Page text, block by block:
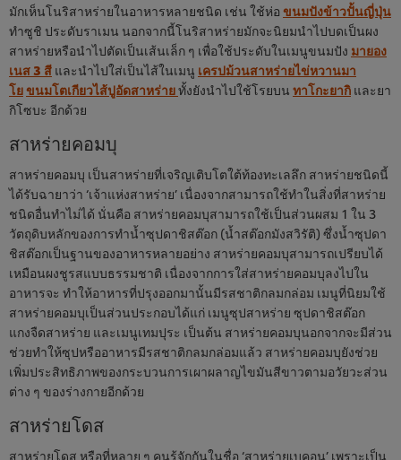
มักเห็นโนริสาหร่ายในอาหารหลายชนิด เช่น ใช้ห่อ ขนมปังข้าวปั้นญี่ปุ่น
ทำซูชิ ประดับราเมน นอกจากนี้โนริสาหร่ายมักจะนิยมนำไปบดเป็นผง
สาหร่ายหรือนำไปตัดเป็นเส้นเล็ก ๆ เพื่อใช้ประดับในเมนูขนมปัง มายอง
เนส 3 สี และนำไปใส่เป็นไส้ในเมนู เครปม้วนสาหร่ายไข่หวานมา
โยขนมโตเกียวไส้ปูอัดสาหร่ายทั้งยังนำไปใช้โรยบน ทาโกะยากิ และยา
กิโซบะ อีกด้วย
สาหร่ายคอมบุ
สาหร่ายคอมบุ เป็นสาหร่ายที่เจริญเติบโตใต้ท้องทะเลลึก สาหร่ายชนิดนี้
ได้รับฉายาว่า ‘เจ้าแห่งสาหร่าย’ เนื่องจากสามารถใช้ทำในสิ่งที่สาหร่าย
ชนิดอื่นทำไม่ได้ นั่นคือ สาหร่ายคอมบุสามารถใช้เป็นส่วนผสม 1 ใน 3
วัตถุดิบหลักของการทำน้ำซุปดาชิสต๊อก (น้ำสต๊อกมังสวิรัติ) ซึ่งน้ำซุปดา
ชิสต๊อกเป็นฐานของอาหารหลายอย่าง สาหร่ายคอมบุสามารถเปรียบได้
เหมือนผงชูรสแบบธรรมชาติ เนื่องจากการใส่สาหร่ายคอมบุลงไปใน
อาหารจะ ทำให้อาหารที่ปรุงออกมานั้นมีรสชาติกลมกล่อม เมนูที่นิยมใช้
สาหร่ายคอมบุเป็นส่วนประกอบได้แก่ เมนูซุปสาหร่าย ซุปดาชิสต๊อก
แกงจืดสาหร่าย และเมนูเทมปุระ เป็นต้น สาหร่ายคอมบุนอกจากจะมีส่วน
ช่วยทำให้ซุปหรืออาหารมีรสชาติกลมกล่อมแล้ว สาหร่ายคอมบุยังช่วย
เพิ่มประสิทธิภาพของกระบวนการเผาผลาญไขมันสีขาวตามอวัยวะส่วน
ต่าง ๆ ของร่างกายอีกด้วย
สาหร่ายโดส
สาหร่ายโดส หรือที่หลาย ๆ คนรู้จักกันในชื่อ ‘สาหร่ายเบคอน’ เพราะเป็น